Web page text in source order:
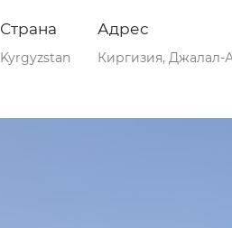
Страна
Kyrgyzstan
Адрес
Киргизия, Джалал-